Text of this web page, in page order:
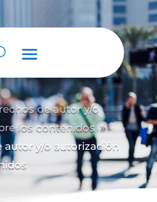
de autor y/o
los contenidos 9
autor y/o autorización